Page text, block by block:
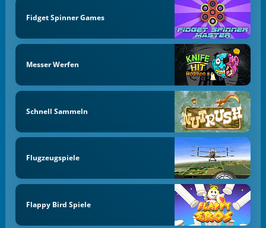
Fidget Spinner Games
Messer Werfen
Schnell Sammeln
Flugzeugspiele
Flappy Bird Spiele